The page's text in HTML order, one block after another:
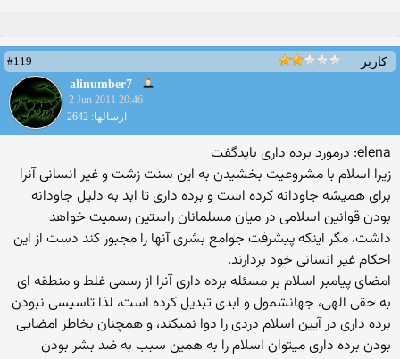
کاربر
#119
alinumber7
2 Jun 2011 20:46
ارسالها: 2642
elena: درمورد برده داری بایدگفت
زیرا اسلام با مشروعیت بخشیدن به این سنت زشت و غیر انسانی آنرا
برای همیشه جاودانه کرده است و برده داری تا ابد به دلیل جاودانه
بودن قوانین اسلامی در میان مسلمانان راستین رسمیت خواهد
داشت، مگر اینکه پیشرفت جوامع بشری آنها را مجبور کند دست از این
احکام غیر انسانی خود بردارند.
امضای پیامبر اسلام بر مسئله برده داری آنرا از رسمی غلط و منطقه ای
به حقی الهی، جهانشمول و ابدی تبدیل کرده است، لذا تاسیسی نبودن
برده داری در آیین اسلام دردی را دوا نمیکند، و همچنان بخاطر امضایی
بودن برده داری میتوان اسلام را به همین سبب به ضد بشر بودن